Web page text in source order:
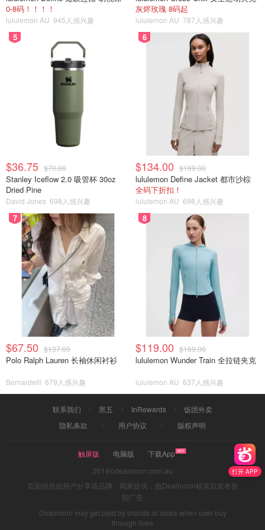
打开 APP
0-8码！！！！
lululemon AU 945人感兴趣
灰烬玫瑰 8码起
lululemon AU 787人感兴趣
5
$36.75 $70.00
Stanley Iceflow 2.0 吸管杯 30oz
Dried Pine
David Jones 698人感兴趣
6
$134.00 $169.00
lululemon Define Jacket 都市沙棕
全码下折扣！
lululemon AU 698人感兴趣
7
$67.50 $137.00
Polo Ralph Lauren 长袖休闲衬衫
Bernardelli 679人感兴趣
8
$119.00 $169.00
lululemon Wunder Train 全拉链夹克
lululemon AU 637人感兴趣
联系我们 黑五 InRewards
饭团外卖
隐私条款
用户协议 版权声明
触屏版 电脑版
下载App
2019©dealmoon.com.au
页面信息由用户分享或品牌、商家提供，由Dealmoon核实后发布折
扣广告
Dealmoon may get paid by brands or deals when user buy
through links